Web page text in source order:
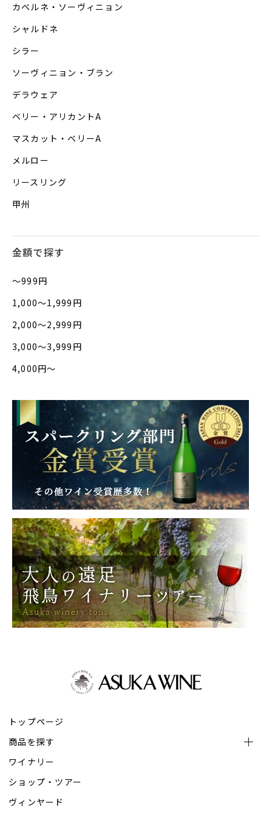
カベルネ・ソーヴィニョン
シャルドネ
シラー
ソーヴィニョン・ブラン
デラウェア
ベリー・アリカントA
マスカット・ベリーA
メルロー
リースリング
甲州
金額で探す
〜999円
1,000〜1,999円
2,000〜2,999円
3,000〜3,999円
4,000円〜
トップページ
商品を探す
ワイナリー
ショップ・ツアー
ヴィンヤード